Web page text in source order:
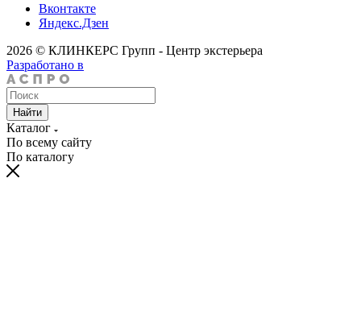
Вконтакте
Яндекс.Дзен
2026 © КЛИНКЕРС Групп - Центр экстерьера
Разработано в
Найти
Каталог
По всему сайту
По каталогу